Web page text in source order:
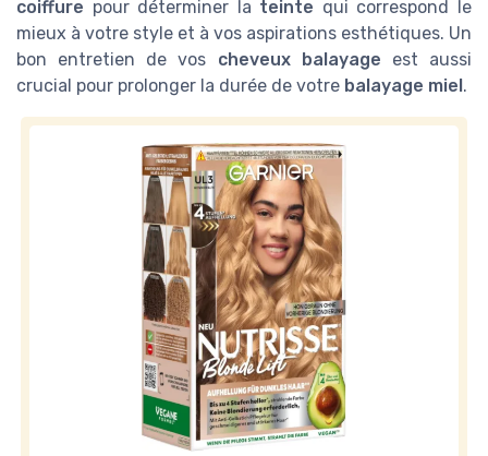
coiffure pour déterminer la teinte qui correspond le
mieux à votre style et à vos aspirations esthétiques. Un
bon entretien de vos cheveux balayage est aussi
crucial pour prolonger la durée de votre balayage miel .